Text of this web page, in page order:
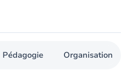
Pédagogie Organisation